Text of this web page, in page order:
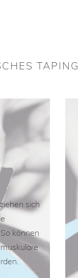
TAPING
sich
können